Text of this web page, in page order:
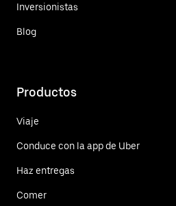
Inversionistas
Blog
Productos
Viaje
Conduce con la app de Uber
Haz entregas
Comer